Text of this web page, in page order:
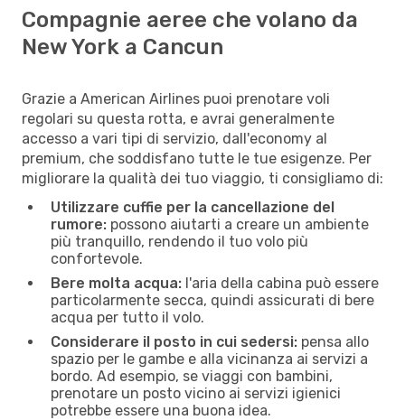
Compagnie aeree che volano da
New York a Cancun
Grazie a American Airlines puoi prenotare voli
regolari su questa rotta, e avrai generalmente
accesso a vari tipi di servizio, dall'economy al
premium, che soddisfano tutte le tue esigenze. Per
migliorare la qualità dei tuo viaggio, ti consigliamo di:
Utilizzare cuffie per la cancellazione del
rumore: possono aiutarti a creare un ambiente
più tranquillo, rendendo il tuo volo più
confortevole.
Bere molta acqua: l'aria della cabina può essere
particolarmente secca, quindi assicurati di bere
acqua per tutto il volo.
Considerare il posto in cui sedersi: pensa allo
spazio per le gambe e alla vicinanza ai servizi a
bordo. Ad esempio, se viaggi con bambini,
prenotare un posto vicino ai servizi igienici
potrebbe essere una buona idea.